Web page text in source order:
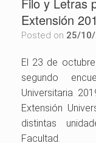
Extensión
Posted on 25/
El 23 de
segundo
Universitaria
Extensión
distintas
Facultad.